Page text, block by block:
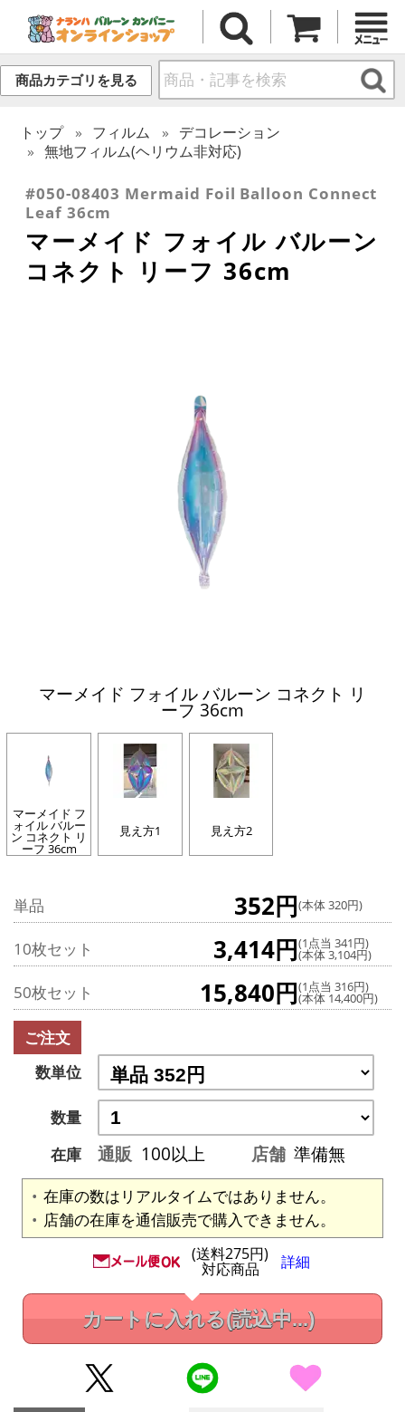
商品カテゴリを見る
トップ フィルム
デコレーション
無地フィルム(ヘリウム非対応)
#050-08403 Mermaid Foil Balloon Connect
Leaf 36cm
マーメイド フォイル バルーン
コネクト リーフ 36cm
マーメイド フォイル バルーン コネクト リ
ーフ 36cm
マーメイド フ
ォイル バルー
ン コネクト リ
ーフ 36cm
見え方1 見え方2
単品 352円(本体 320円)
10枚セット 3,414円(1点当 341円)
(本体 3,104円)
50枚セット 15,840円(1点当 316円)
(本体 14,400円)
ご注文
数単位
数量
在庫
通販 100以上 店舗 準備無
在庫の数はリアルタイムではありません。
店舗の在庫を通信販売で購入できません。
(送料275円)
対応商品 詳細
カートに入れる(読込中...)